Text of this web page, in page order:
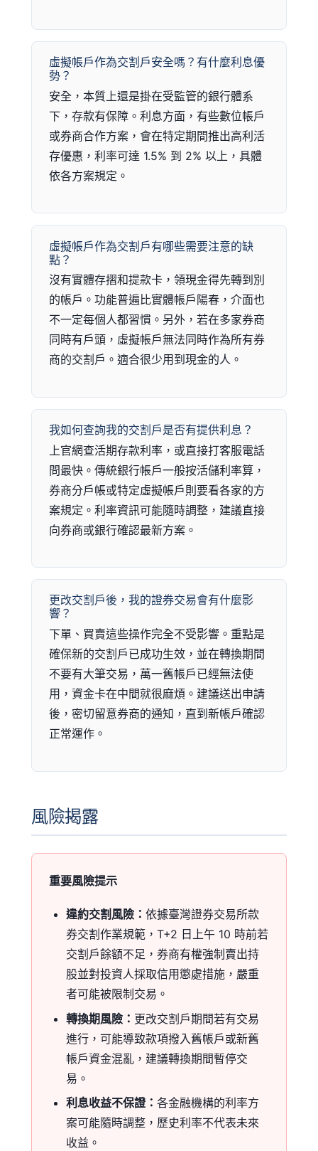
虛擬帳戶作為交割戶安全嗎？有什麼利息優
勢？
安全，本質上還是掛在受監管的銀行體系
下，存款有保障。利息方面，有些數位帳戶
或券商合作方案，會在特定期間推出高利活
存優惠，利率可達 1.5% 到 2% 以上，具體
依各方案規定。
虛擬帳戶作為交割戶有哪些需要注意的缺
點？
沒有實體存摺和提款卡，領現金得先轉到別
的帳戶。功能普遍比實體帳戶陽春，介面也
不一定每個人都習慣。另外，若在多家券商
同時有戶頭，虛擬帳戶無法同時作為所有券
商的交割戶。適合很少用到現金的人。
我如何查詢我的交割戶是否有提供利息？
上官網查活期存款利率，或直接打客服電話
問最快。傳統銀行帳戶一般按活儲利率算，
券商分戶帳或特定虛擬帳戶則要看各家的方
案規定。利率資訊可能隨時調整，建議直接
向券商或銀行確認最新方案。
更改交割戶後，我的證券交易會有什麼影
響？
下單、買賣這些操作完全不受影響。重點是
確保新的交割戶已成功生效，並在轉換期間
不要有大筆交易，萬一舊帳戶已經無法使
用，資金卡在中間就很麻煩。建議送出申請
後，密切留意券商的通知，直到新帳戶確認
正常運作。
風險揭露
重要風險提示
違約交割風險： 依據臺灣證券交易所款
券交割作業規範 ，T+2 日上午 10 時前若
交割戶餘額不足，券商有權強制賣出持
股並對投資人採取信用懲處措施，嚴重
者可能被限制交易。
轉換期風險： 更改交割戶期間若有交易
進行，可能導致款項撥入舊帳戶或新舊
帳戶資金混亂，建議轉換期間暫停交
易。
利息收益不保證： 各金融機構的利率方
案可能隨時調整，歷史利率不代表未來
收益。